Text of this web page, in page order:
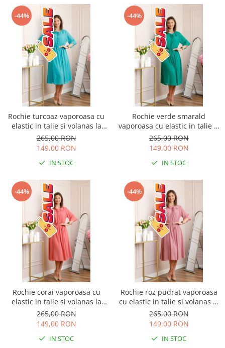
-44%
Rochie turcoaz vaporoasa cu
elastic in talie si volanas la
decolteu Allegra
265,00 RON
149,00 RON
IN STOC
-44%
Rochie verde smarald
vaporoasa cu elastic in talie si
volanas la decolteu Allegra
265,00 RON
149,00 RON
IN STOC
-44%
Rochie corai vaporoasa cu
elastic in talie si volanas la
decolteu Allegra
265,00 RON
149,00 RON
IN STOC
-44%
Rochie roz pudrat vaporoasa
cu elastic in talie si volanas la
decolteu Allegra
265,00 RON
149,00 RON
IN STOC